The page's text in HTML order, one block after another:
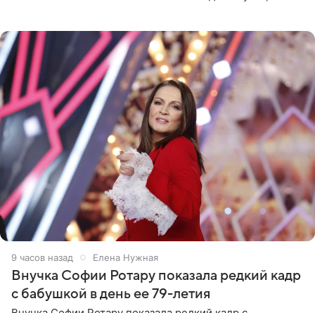
9 часов назад Елена Нужная
Внучка Софии Ротару показала редкий кадр
с бабушкой в день ее 79-летия